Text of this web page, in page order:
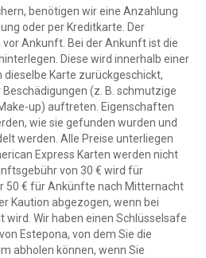
benötigen wir eine Anzahlung
oder per Kreditkarte. Der
vor Ankunft. Bei der Ankunft ist die
Diese wird innerhalb einer
dieselbe Karte zurückgeschickt,
(z. B. schmutzige
up) auftreten. Eigenschaften
wie sie gefunden wurden und
werden. Alle Preise unterliegen
Express Karten werden nicht
von 30 € wird für
50 € für Ankünfte nach Mitternacht
Kaution abgezogen, wenn bei
Wir haben einen Schlüsselsafe
Estepona, von dem Sie die
abholen können, wenn Sie